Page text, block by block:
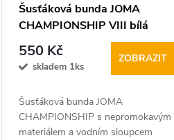
Šusťáková bunda JOMA
CHAMPIONSHIP VIII bílá
vel.3XL
550 Kč
skladem 1ks
ZOBRAZIT
Šusťáková bunda JOMA
CHAMPIONSHIP s nepromokavým
materiálem a vodním sloupcem